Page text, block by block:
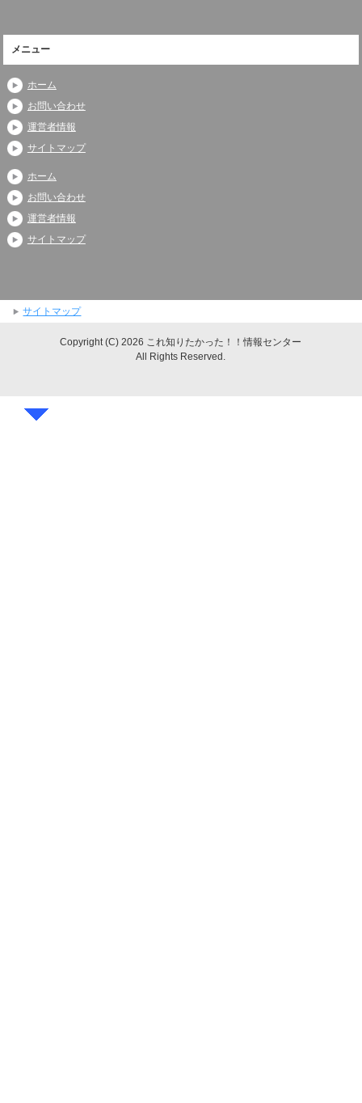
メニュー
ホーム
お問い合わせ
運営者情報
サイトマップ
ホーム
お問い合わせ
運営者情報
サイトマップ
サイトマップ
Copyright (C) 2026 これ知りたかった！！情報センター
All Rights Reserved.